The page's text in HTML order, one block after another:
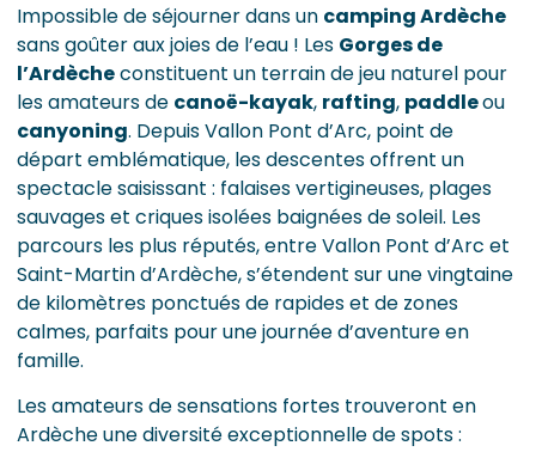
Impossible de séjourner dans un camping Ardèche
sans goûter aux joies de l’eau ! Les Gorges de
l’Ardècheconstituent un terrain de jeu naturel pour
les amateurs de canoë-kayak, rafting, paddleou
canyoning. Depuis Vallon Pont d’Arc, point de
départ emblématique, les descentes offrent un
spectacle saisissant : falaises vertigineuses, plages
sauvages et criques isolées baignées de soleil. Les
parcours les plus réputés, entre Vallon Pont d’Arc et
Saint-Martin d’Ardèche, s’étendent sur une vingtaine
de kilomètres ponctués de rapides et de zones
calmes, parfaits pour une journée d’aventure en
famille.
Les amateurs de sensations fortes trouveront en
Ardèche une diversité exceptionnelle de spots :